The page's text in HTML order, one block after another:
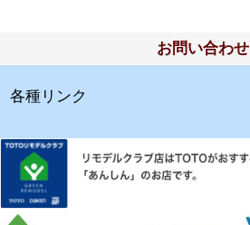
お問い合わせ
各種リンク